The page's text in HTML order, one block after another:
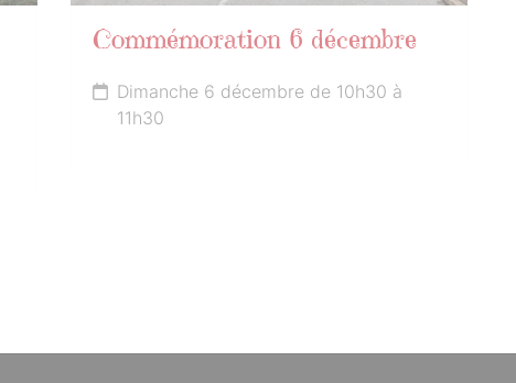
Commémoration 6 décembre
Dimanche 6 décembre de 10h30 à
11h30